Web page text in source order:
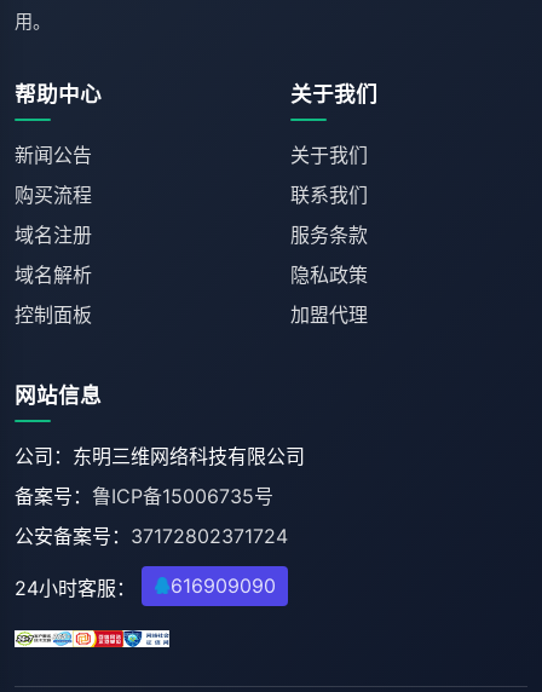
用。
帮助中心
新闻公告
购买流程
域名注册
域名解析
控制面板
关于我们
关于我们
联系我们
服务条款
隐私政策
加盟代理
网站信息
公司：东明三维网络科技有限公司
备案号： 鲁ICP备15006735号
公安备案号： 37172802371724
24小时客服： 616909090